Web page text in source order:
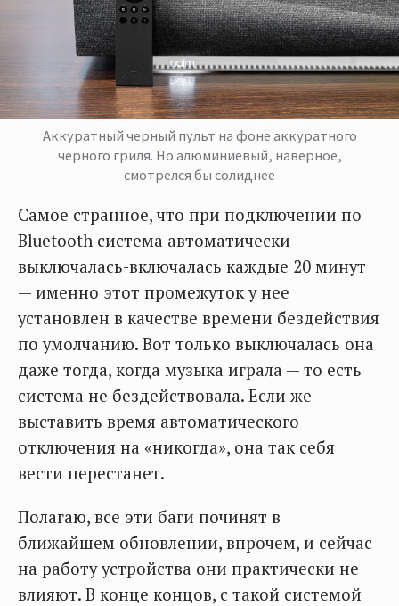
Аккуратный черный пульт на фоне аккуратного
черного гриля. Но алюминиевый, наверное,
смотрелся бы солиднее
Самое странное, что при подключении по
Bluetooth система автоматически
выключалась-включалась каждые 20 минут
— именно этот промежуток у нее
установлен в качестве времени бездействия
по умолчанию. Вот только выключалась она
даже тогда, когда музыка играла — то есть
система не бездействовала. Если же
выставить время автоматического
отключения на «никогда», она так себя
вести перестанет.
Полагаю, все эти баги починят в
ближайшем обновлении, впрочем, и сейчас
на работу устройства они практически не
влияют. В конце концов, с такой системой